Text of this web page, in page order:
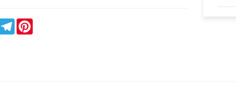
Telegram